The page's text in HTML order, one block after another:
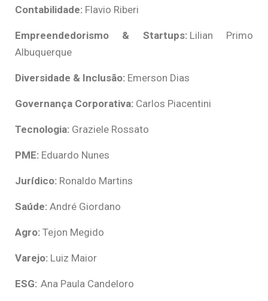
Contabilidade: Flavio Riberi
Empreendedorismo & Startups:Lilian Primo
Albuquerque
Diversidade & Inclusão: Emerson Dias
Governança Corporativa: Carlos Piacentini
Tecnologia: Graziele Rossato
PME: Eduardo Nunes
Jurídico: Ronaldo Martins
Saúde: André Giordano
Agro: Tejon Megido
Varejo: Luiz Maior
ESG: Ana Paula Candeloro